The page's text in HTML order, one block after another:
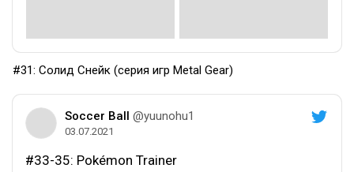
#31: Солид Снейк (серия игр Metal Gear)
Soccer Ball @yuunohu1
03.07.2021
#33-35: Pokémon Trainer